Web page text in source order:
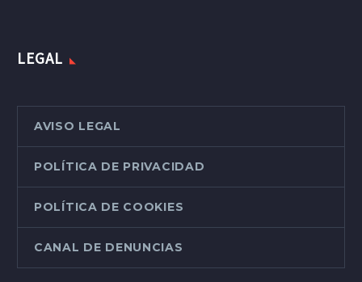
LEGAL
AVISO LEGAL
POLÍTICA DE PRIVACIDAD
POLÍTICA DE COOKIES
CANAL DE DENUNCIAS